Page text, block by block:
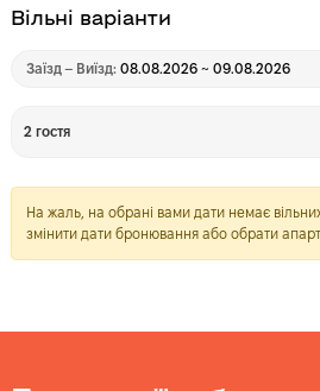
Вільні варіанти
Заїзд – Виїзд: 08.08.2026 ~ 09.08.2026
2 гостя
На жаль, на обрані вами дати немає
змінити дати бронювання або обрати